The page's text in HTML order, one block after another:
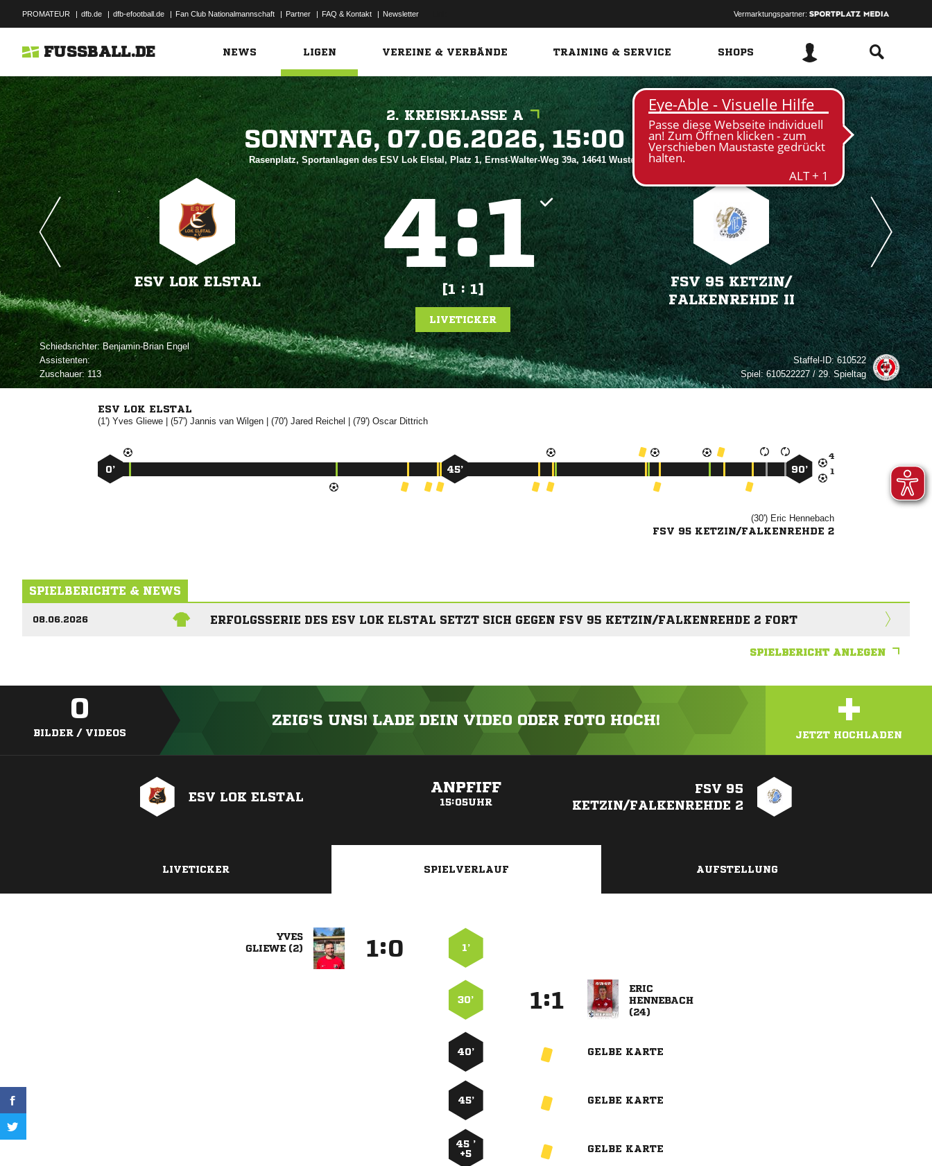
PROMATEUR | dfb.de | dfb-efootball.de | Fan Club Nationalmannschaft | Partner | FAQ & Kontakt | Newsletter Vermarktungspartner:
FUSSBALL.DE NEWS LIGEN VEREINE & VERBÄNDE TRAINING & SERVICE SHOPS
2. KREISKLASSE A
   
Rasenplatz, Sportanlagen des ESV Lok Elstal, Platz 1, Ernst-Walter-Weg 39a, 14641 Wustermark
ESV LOK ELSTAL
:
[1 : 1]
FSV 95 KETZIN/​
FALKENREHDE II
LIVETICKER
Schiedsrichter:  
Assistenten:
Zuschauer:113
Staffel-ID:610522
Spiel:610522227 / 29. Spieltag
ESV LOK ELSTAL
(1')  | (57')   | (70')   | (79') 


0’ 45’ 90’
(30')  
FSV 95 KETZIN/FALKENREHDE 2
SPIELBERICHTE & NEWS
08.06.2026 ERFOLGSSERIE DES ESV LOK ELSTAL SETZT SICH GEGEN FSV 95 KETZIN/FALKENREHDE 2 FORT
SPIELBERICHT ANLEGEN
0
BILDER / VIDEOS
ZEIG'S UNS! LADE DEIN VIDEO ODER FOTO HOCH! +
JETZT HOCHLADEN
ESV LOK ELSTAL
ANPFIFF
15:05UHR
FSV 95
KETZIN/FALKENREHDE 2
LIVETICKER SPIELVERLAUF AUFSTELLUNG

 
: 1’
30’ :



40’ GELBE KARTE
45’ GELBE KARTE
45 ’
+5
GELBE KARTE